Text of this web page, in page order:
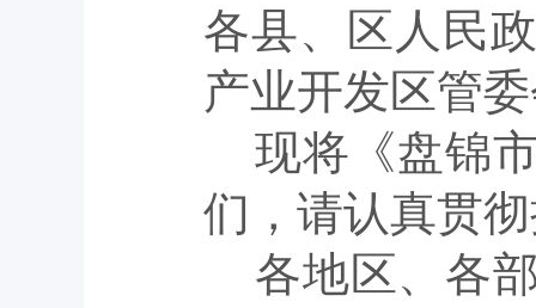
各县、区人民
产业开发区管
现将《盘锦
们，请认真贯
各地区、各